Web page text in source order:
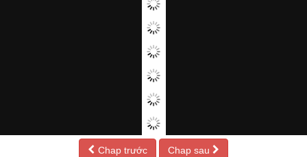
Chap trước Chap sau